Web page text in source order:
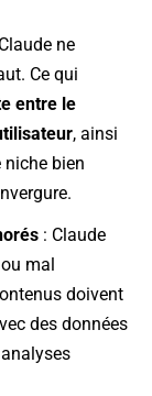
ne
Ce qui
entre le
, ainsi
niche bien
: Claude
mal
doivent
des données